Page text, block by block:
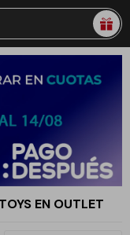
EN OUTLET